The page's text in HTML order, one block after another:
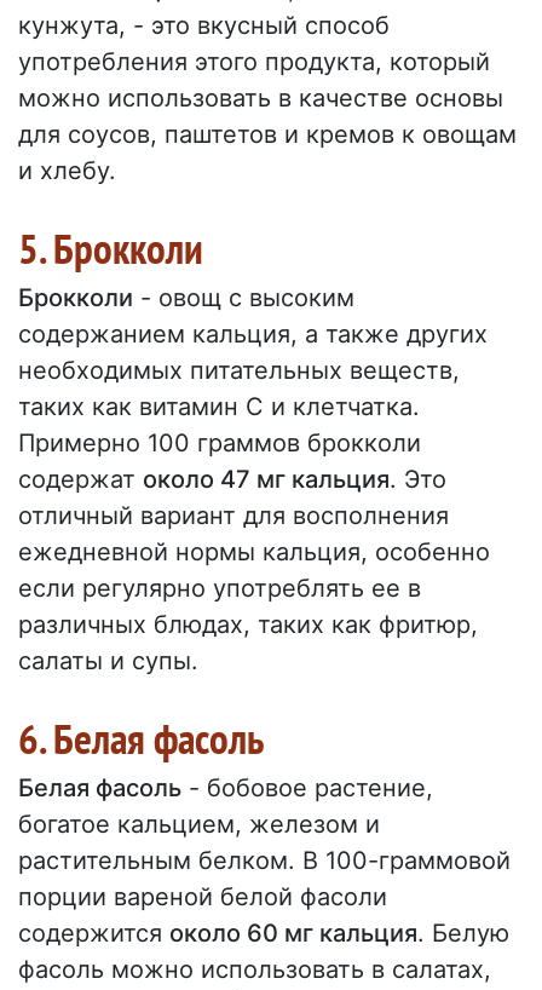
кунжута, - это вкусный способ
употребления этого продукта, который
можно использовать в качестве основы
для соусов, паштетов и кремов к овощам
и хлебу.
5. Брокколи
Брокколи - овощ с высоким
содержанием кальция, а также других
необходимых питательных веществ,
таких как витамин С и клетчатка.
Примерно 100 граммов брокколи
содержат около 47 мг кальция. Это
отличный вариант для восполнения
ежедневной нормы кальция, особенно
если регулярно употреблять ее в
различных блюдах, таких как фритюр,
салаты и супы.
6. Белая фасоль
Белая фасоль - бобовое растение,
богатое кальцием, железом и
растительным белком. В 100-граммовой
порции вареной белой фасоли
содержится около 60 мг кальция. Белую
фасоль можно использовать в салатах,